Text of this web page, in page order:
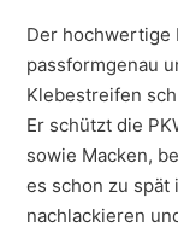
Der hochwertige
passformgenau
Klebestreifen
Er schützt die
sowie Macken,
es schon zu spät
nachlackieren